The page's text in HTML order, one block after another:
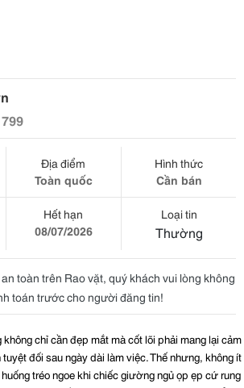
Địa điểm
Toàn quốc
Hình thức
Cần bán
Hết hạn
08/07/2026
Loại tin
Thường
toàn trên Rao vặt, quý khách vui lòng không
toán trước cho người đăng tin!
chỉ cần đẹp mắt mà cốt lõi phải mang lại cảm
đối sau ngày dài làm việc. Thế nhưng, không ít
tréo ngoe khi chiếc giường ngủ ọp ẹp cứ rung